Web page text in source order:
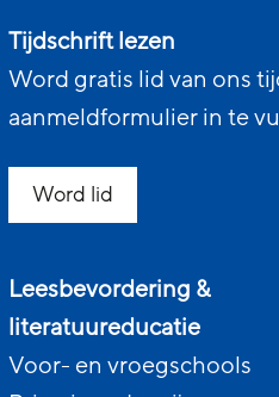
Tijdschrift lezen
Word gratis lid van ons
aanmeldformulier in te
Word lid
Leesbevordering &
literatuureducatie
Voor- en vroegschools